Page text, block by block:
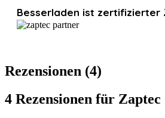
Besserladen ist zertifizierter
Rezensionen (4)
4 Rezensionen für